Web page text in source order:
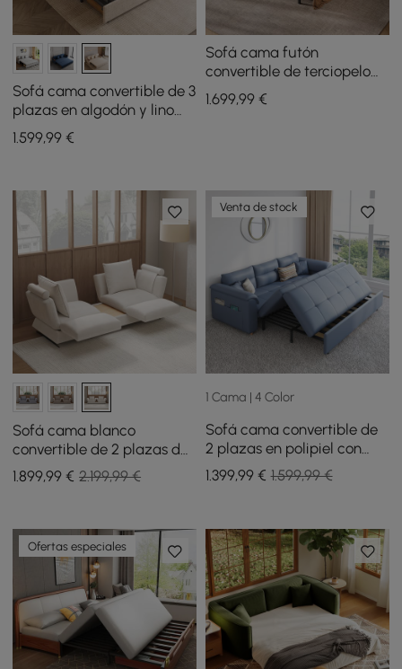
Sofá cama convertible de 3
plazas en algodón y lino
con almacenaje y puertos
de carga - avena
1.599,99 €
Sofá cama futón
convertible de terciopelo
Queen de 82" y 2 plazas
con mesa auxiliar
1.699,99€
Sofá cama blanco
convertible de 2 plazas de
lino
1.899,99 € 2.199,99 €
Venta de stock
1 Cama | 4 Color
Sofá cama convertible de
2 plazas en polipiel con
almacenaje y bolsillos
laterales - azul
1.399,99€ 1.599,99 €
Ofertas especiales